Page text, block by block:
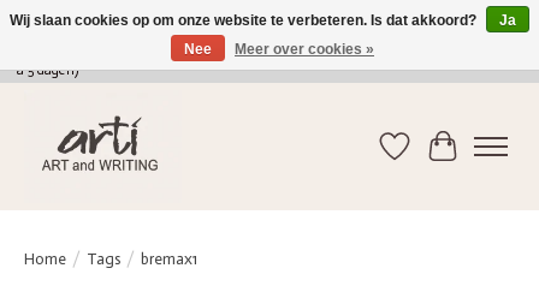
verkoop@arti-artandwriting.be/ +32 (0)471 41 82 41 / GRATIS verzending > 75 euro (2
a 5 dagen)
Verlanglijst
Home / Tags / bremax1
Wij slaan cookies op om onze website te verbeteren. Is dat akkoord?
Ja
Nee
Meer over cookies »